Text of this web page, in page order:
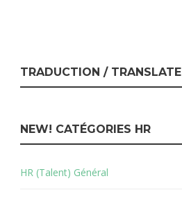
TRADUCTION / TRANSLATE
NEW! CATÉGORIES HR
HR (Talent) Général